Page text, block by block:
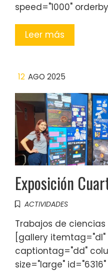
speed="1000"
Leer más
12 AGO 2025
Exposición
ACTIVIDADES
Trabajos de
[gallery
captiontag="dd"
size="large"